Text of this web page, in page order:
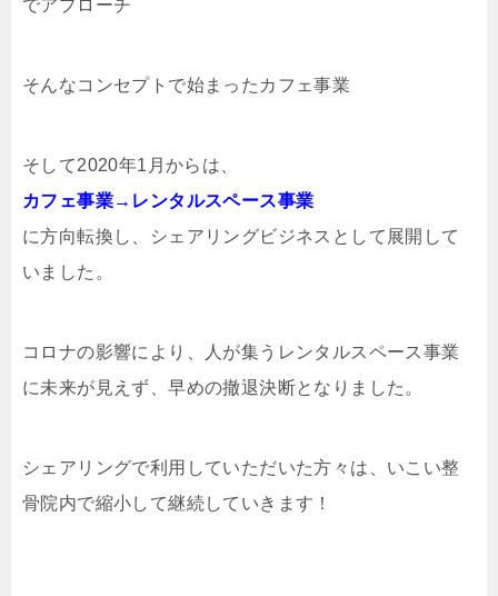
でアプローチ
そんなコンセプトで始まったカフェ事業
そして2020年1月からは、
カフェ事業→レンタルスペース事業
に方向転換し、シェアリングビジネスとして展開して
いました。
コロナの影響により、人が集うレンタルスペース事業
に未来が見えず、早めの撤退決断となりました。
シェアリングで利用していただいた方々は、いこい整
骨院内で縮小して継続していきます！